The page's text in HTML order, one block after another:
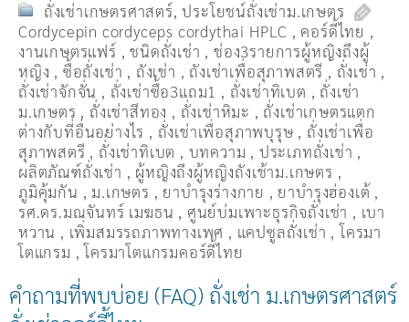
ถั่งเช่าเกษตรศาสตร์,ประโยชน์ถั่งเช่าม.เกษตร
Cordycepin cordyceps cordythai HPLC , คอร์ดี้ไทย ,
งานเกษตรแฟร์ ,ชนิดถั่งเช่า ,ช่อง3รายการผู้หญิงถึงผู้
หญิง , ซื้อถั่งเช่า , ถังเช่า , ถังเช่าเพื่อสุภาพสตรี , ถั่งเช่า ,
ถั่งเช่าจักจั่น , ถั่งเช่าซื้อ3แถม1 , ถั่งเช่าทิเบต , ถั่งเช่า
ม.เกษตร , ถั่งเช่าสีทอง , ถั่งเช่าหิมะ , ถั่งเช่าเกษตรแตก
ต่างกับที่อื่นอย่างไร , ถั่งเช่าเพื่อสุภาพบุรุษ , ถั่งเช่าเพื่อ
สุภาพสตรี , ถั่่งเช่าทิเบต , บทความ , ประเภทถั่งเช่า ,
ผลิตภัณฑ์ถั่งเช่า , ผู้หญิงถึงผู้หญิงถังเช้าม.เกษตร ,
ภูมิคุ้มกัน ,ม.เกษตร , ยาบำรุงร่างกาย , ยาบำรุงฮ่องเต้ ,
รศ.ดร.มณจันทร์ เมฆธน , ศูนย์บ่มเพาะธุรกิจถั่งเช่า , เบา
หวาน , เพิ่มสมรรถภาพทางเพศ , แคปซูลถั่งเช่า ,โครมา
โตแกรม ,โครมาโตแกรมคอร์ดี้ไทย
คำถามที่พบบ่อย‬ (FAQ) ถั่งเช่า ม.เกษตรศาสตร์